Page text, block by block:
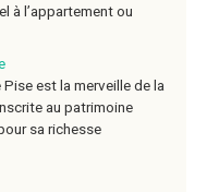
à l’appartement ou
est la merveille de la
au patrimoine
sa richesse